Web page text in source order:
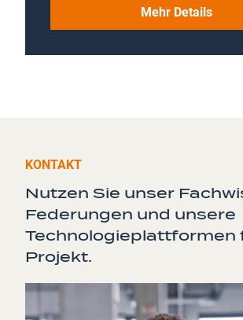
Mehr Details
KONTAKT
Nutzen Sie unser
Federungen und unsere
Technologieplattformen
Projekt.